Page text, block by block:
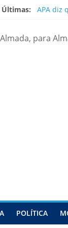
Últimas:
APA diz
Ponte
para
POLÍTICA